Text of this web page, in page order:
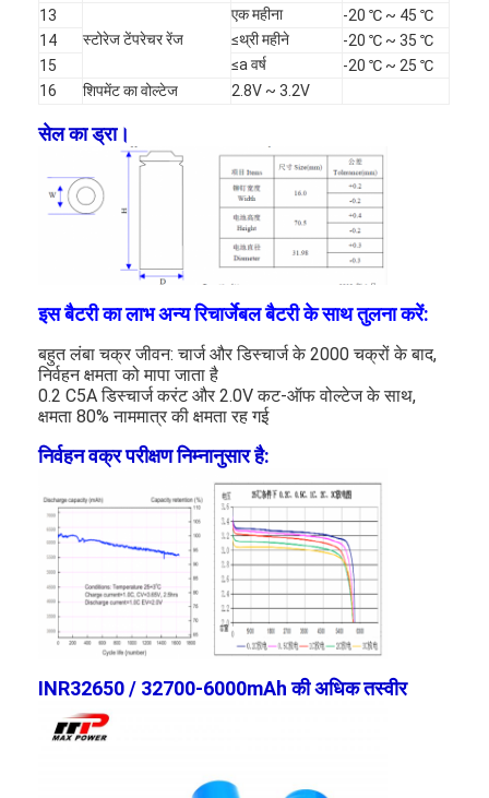
उत्पादों
13
स्टोरेज टेंपरेचर रेंज
एक महीना
-20 ℃ ~ 45 ℃
14
≤थ्री महीने
-20 ℃ ~ 35 ℃
15
≤a वर्ष
-20 ℃ ~ 25 ℃
16
शिपमेंट का वोल्टेज 2.8V ~ 3.2V
सेल का ड्रा।
इस बैटरी का लाभ अन्य रिचार्जेबल बैटरी के साथ तुलना करें:
बहुत लंबा चक्र जीवन: चार्ज और डिस्चार्ज के 2000 चक्रों के बाद,
निर्वहन क्षमता को मापा जाता है
0.2 C5A डिस्चार्ज करंट और 2.0V कट-ऑफ वोल्टेज के साथ,
क्षमता 80% नाममात्र की क्षमता रह गई
निर्वहन वक्र परीक्षण निम्नानुसार है:
INR32650 / 32700-6000mAh की अधिक तस्वीर